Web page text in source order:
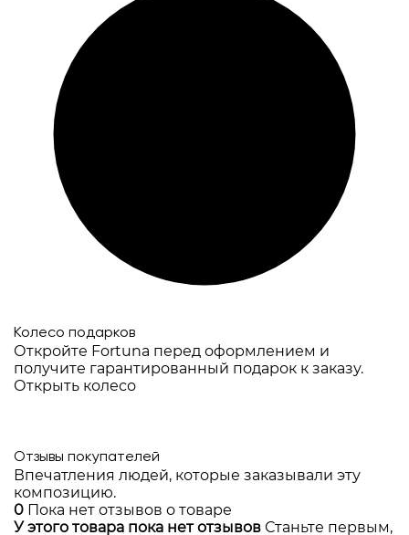
Колесо подарков
Откройте Fortuna перед оформлением и
получите гарантированный подарок к заказу.
Открыть колесо
Отзывы покупателей
Впечатления людей, которые заказывали эту
композицию.
0 Пока нет отзывов о товаре
У этого товара пока нет отзывов Станьте первым,